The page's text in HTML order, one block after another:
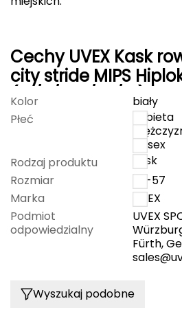
GIVOVA
Gear Aid
Gerber
Gilmonte
Giro
Grand Trunk
Gregory
Cechy UVEX Kask
city stride MIPS
(41/0/729/02/15)
Kolor
biały
Płeć
kobieta
unisex
Rodzaj produktu
kask
Rozmiar
53-57
Marka
UVEX
Podmiot
odpowiedzialny
UVEX
Fürth,
Wyszukaj podobne